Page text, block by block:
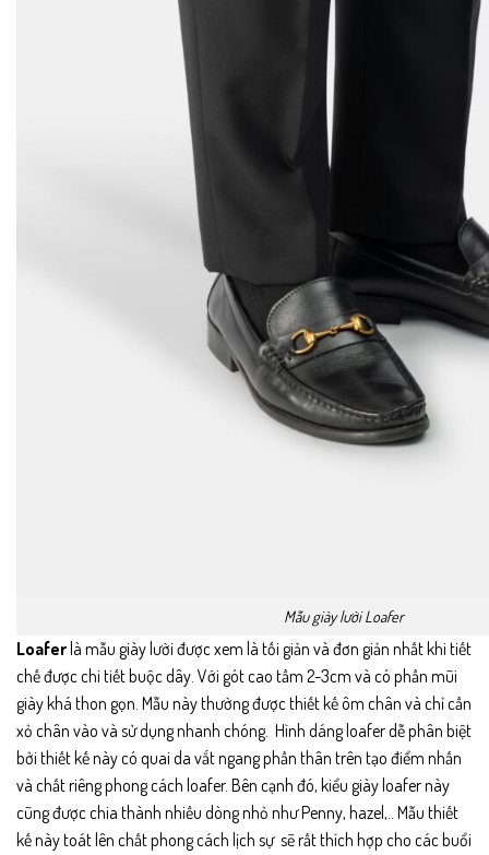
Mẫu giày lười Loafer
Loafer là mẫu giày lười được xem là tối giản và đơn giản nhất khi tiết
chế được chi tiết buộc dây. Với gót cao tầm 2-3cm và có phần mũi
giày khá thon gọn. Mẫu này thường được thiết kế ôm chân và chỉ cần
xỏ chân vào và sử dụng nhanh chóng. Hình dáng loafer dễ phân biệt
bởi thiết kế này có quai da vắt ngang phần thân trên tạo điểm nhấn
và chất riêng phong cách loafer. Bên cạnh đó, kiểu giày loafer này
cũng được chia thành nhiều dòng nhỏ như Penny, hazel,.. Mẫu thiết
kế này toát lên chất phong cách lịch sự sẽ rất thích hợp cho các buổi